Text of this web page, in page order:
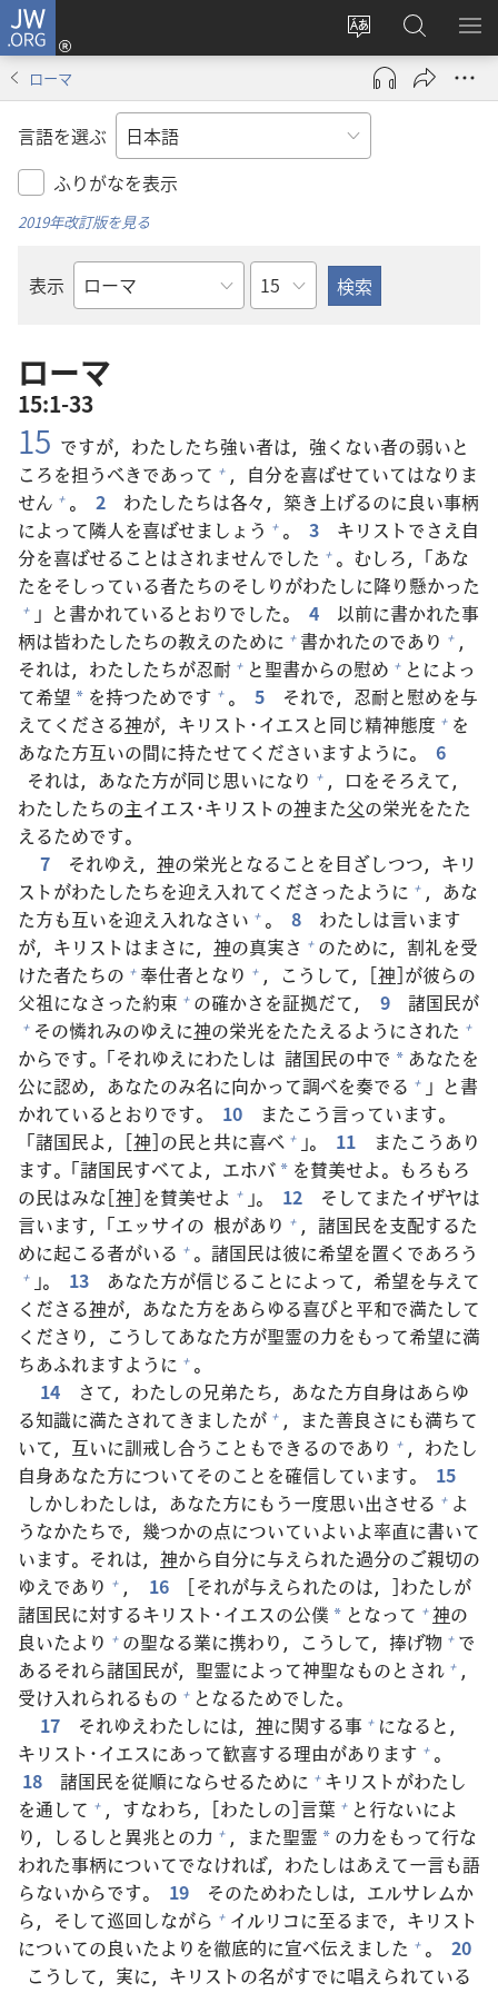
JW.ORG
サ
イ
ト
の
言
え
る
ロ
グ
ン
し
で
開
JW.ORG
の
検
メ
を
ローマ
言語を選ぶ
ふりがなを表示
2019年改訂版を見る
表示
聖
の
書
名
章
ローマ
15:1-33
15 ですが，わたしたち強い者は， 強くない者の弱いと
ころを担うべきであって + ， 自分を喜ばせていてはなりま
せん + 。 2 わたしたちは各々 ， 築き 上げるのに良い事柄
によって隣人を喜ばせましょう + 。 3 キリストでさえ自
分を喜ばせることはされませんでした + 。むしろ，「あな
たをそしっている者たちのそしりがわたしに降り懸かった
+ 」と書かれているとおりでした。 4 以前に書かれた事
柄は皆わたしたちの教えのために + 書かれたのであり + ，
それは，わたしたちが忍耐 + と聖書からの慰め + とによっ
て希望 * を持つためです + 。 5 それで， 忍耐と慰めを与
えてくださる神が，キリスト･イエスと同じ精神態度 + を
あなた方互いの間に持たせてくださいますように。
6
それは，あなた方が同じ思いになり + ， 口をそろえて，
わたしたちの主イエス･キリストの神また父の栄光をたた
えるためです。
7
それゆえ， 神の栄光となることを目ざしつつ，キリ
ストがわたしたちを迎え入れてくださったように + ，あな
た方も互いを迎え入れなさい + 。 8 わたしは言います
が，キリストはまさに， 神の真実さ + のために， 割礼を受
けた者たちの + 奉仕者となり + ，こうして，[神]が彼らの
父祖になさった約束 + の確かさを証拠だて， 9 諸国民が
+ その憐れみのゆえに神の栄光をたたえるようにされた +
からです。「それゆえにわたしは 諸国民の中で * あなたを
公に認め，あなたのみ名に向かって調べを奏でる + 」と書
かれているとおりです。
10 またこう言っています。
「諸国民よ，[神]の民と共に喜べ + 」。 11
またこうあり
ます。「諸国民すべてよ，エホバ * を賛美せよ。もろもろ
の民はみな[神]を賛美せよ + 」。 12
そしてまたイザヤは
言います，「エッサイの 根があり + ， 諸国民を支配するた
めに起こる者がいる + 。 諸国民は彼に希望を置くであろう
+ 」。 13 あなた方が信じることによって， 希望を与えて
くださる神が，あなた方をあらゆる喜びと平和で満たして
くださり，こうしてあなた方が聖霊の力をもって希望に満
ちあふれますように + 。
14
さて，わたしの兄弟たち，あなた方自身はあらゆ
る知識に満たされてきましたが + ，また善良 さにも満ちて
いて， 互いに訓戒し合うこともできるのであり + ，わたし
自身あなた方についてそのことを確信しています。
15
しかしわたしは，あなた方にもう一度思い出させる + よ
うなかたちで， 幾つかの点についていよいよ率直に書いて
います。それは， 神から自分に与えられた過分のご親切の
ゆえであり + ， 16 [それが与えられたのは，]わたしが
諸国民に対するキリスト･イエスの公僕 * となって + 神の
良いたより + の聖なる業に携わり，こうして， 捧げ物 + で
あるそれら諸国民が， 聖霊によって神聖なものとされ + ，
受け入れられるもの + となるためでした。
17
それゆえわたしには， 神に関する事 + になると，
キリスト･イエスにあって歓喜する理由があります + 。
18
諸国民を従順にならせるために + キリストがわたし
を通して + ，すなわち，[わたしの]言葉 + と行ないによ
り，しるしと異兆との力 + ，また聖霊 * の力をもって行な
われた事柄についてでなければ，わたしはあえて一言も語
らないからです。
19
そのためわたしは，エルサレムか
ら，そして巡回しながら + イルリコに至るまで，キリスト
についての良いたよりを徹底的に宣べ伝えました + 。
20
こうして， 実に，キリストの名がすでに唱えられている